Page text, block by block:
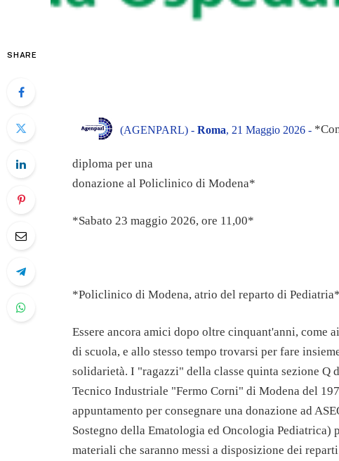
SHARE
(AGENPARL) - Roma, 21 Maggio 2026 -
diploma per una
donazione al Policlinico di Modena*
*Sabato 23 maggio 2026, ore 11,00*
*Policlinico di Modena, atrio del reparto di Pediatria*
Essere ancora amici dopo oltre cinquant'anni, come
di scuola, e allo stesso tempo trovarsi per fare
solidarietà. I "ragazzi" della classe quinta sezione Q
Tecnico Industriale "Fermo Corni" di Modena del
appuntamento per consegnare una donazione ad
Sostegno della Ematologia ed Oncologia Pediatrica)
materiali che saranno messi a disposizione dei